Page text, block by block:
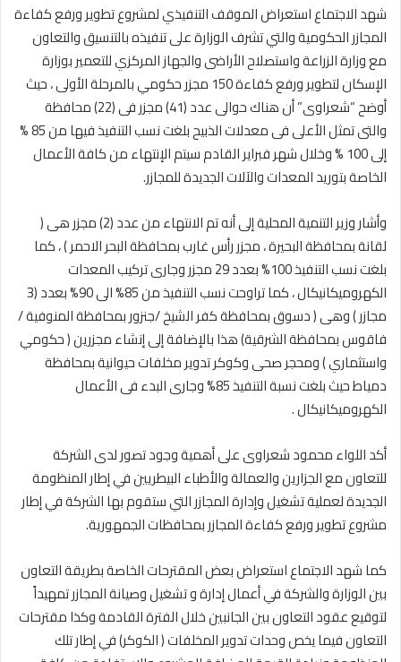
شهد الاجتماع استعراض الموقف التنفيذي لمشروع تطوير ورفع كفاءة
المجازر الحكومية والتي تشرف الوزارة على تنفيذه بالتنسيق والتعاون
مع وزارة الزراعة واستصلاح الأراضى والجهاز المركزي للتعمير بوزارة
الإسكان لتطوير ورفع كفاءة 150 مجزر حكومي بالمرحلة الأولى ، حيث
أوضح “شعراوى” أن هناك حوالى عدد (41) مجزر فى (22) محافظة
والتى تمثل الأعلى فى معدلات الذبيح بلغت نسب التنفيذ فيها من 85 %
إلى 100 % وخلال شهر فبراير القادم سيتم الإنتهاء من كافة الأعمال
الخاصة بتوريد المعدات والآلات الجديدة للمجازر.
وأشار وزير التنمية المحلية إلى أنه تم الانتهاء من عدد (2) مجزر هى (
لقانة بمحافظة البحيرة ، مجزر رأس غارب بمحافظة البحر الاحمر ) ، كما
بلغت نسب التنفيذ 100% بعدد 29 مجزر وجارى تركيب المعدات
الكهروميكانيكال ، كما تراوحت نسب التنفيذ من 85% الى 90% بعدد (3
مجازر ) وهى ( دسوق بمحافظة كفر الشيخ /جنزور بمحافظة المنوفية /
فاقوس بمحافظة الشرقية) هذا بالإضافة إلى إنشاء مجزرين ( حكومي
واستثماري ) ومحجر صحى وكوكر تدوير مخلفات حيوانية بمحافظة
دمياط حيث بلغت نسبة التنفيذ 85% وجارى البدء فى الأعمال
الكهروميكانيكال .
أكد اللواء محمود شعراوى على أهمية وجود تصور لدى الشركة
للتعاون مع الجزارين والعمالة والأطباء البيطريين في إطار المنظومة
الجديدة لعملية تشغيل وإدارة المجازر التي ستقوم بها الشركة في إطار
مشروع تطوير ورفع كفاءة المجازر بمحافظات الجمهورية.
كما شهد الاجتماع استعراض بعض المقترحات الخاصة بطريقة التعاون
بين الوزارة والشركة في أعمال إدارة و تشغيل وصيانة المجازر تمهيداً
لتوقيع عقود التعاون بين الجانبين خلال الفترة القادمة وكذا مقترحات
التعاون فيما يخص وحدات تدوير المخلفات ( الكوكر) في إطار تلك